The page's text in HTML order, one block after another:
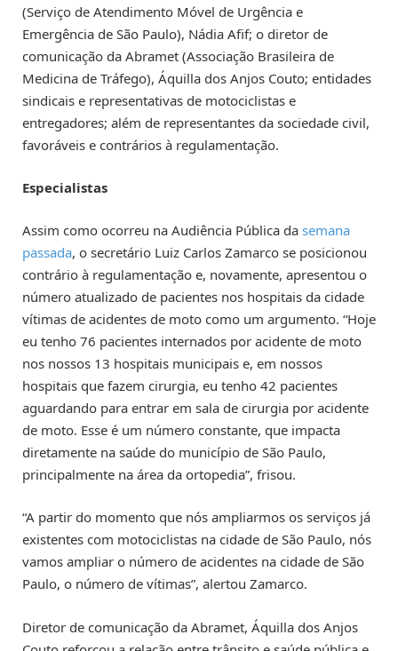
(Serviço de Atendimento Móvel de Urgência e
Emergência de São Paulo), Nádia Afif; o diretor de
comunicação da Abramet (Associação Brasileira de
Medicina de Tráfego), Áquilla dos Anjos Couto; entidades
sindicais e representativas de motociclistas e
entregadores; além de representantes da sociedade civil,
favoráveis e contrários à regulamentação.
Especialistas
Assim como ocorreu na Audiência Pública da semana
passada, o secretário Luiz Carlos Zamarco se posicionou
contrário à regulamentação e, novamente, apresentou o
número atualizado de pacientes nos hospitais da cidade
vítimas de acidentes de moto como um argumento. “Hoje
eu tenho 76 pacientes internados por acidente de moto
nos nossos 13 hospitais municipais e, em nossos
hospitais que fazem cirurgia, eu tenho 42 pacientes
aguardando para entrar em sala de cirurgia por acidente
de moto. Esse é um número constante, que impacta
diretamente na saúde do município de São Paulo,
principalmente na área da ortopedia”, frisou.
“A partir do momento que nós ampliarmos os serviços já
existentes com motociclistas na cidade de São Paulo, nós
vamos ampliar o número de acidentes na cidade de São
Paulo, o número de vítimas”, alertou Zamarco.
Diretor de comunicação da Abramet, Áquilla dos Anjos